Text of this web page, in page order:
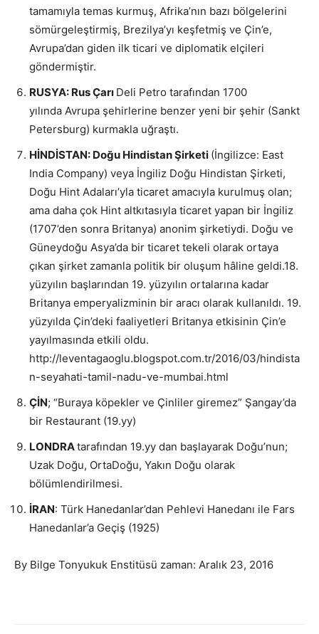
tamamıyla temas kurmuş, Afrika’nın bazı bölgelerini
sömürgeleştirmiş, Brezilya’yı keşfetmiş ve Çin’e,
Avrupa’dan giden ilk ticari ve diplomatik elçileri
göndermiştir.
RUSYA: Rus Çarı Deli Petro tarafından 1700
yılında Avrupa şehirlerine benzer yeni bir şehir (Sankt
Petersburg) kurmakla uğraştı.
HİNDİSTAN: Doğu Hindistan Şirketi (İngilizce: East
India Company) veya İngiliz Doğu Hindistan Şirketi,
Doğu Hint Adaları’yla ticaret amacıyla kurulmuş olan;
ama daha çok Hint altkıtasıyla ticaret yapan bir İngiliz
(1707’den sonra Britanya) anonim şirketiydi. Doğu ve
Güneydoğu Asya’da bir ticaret tekeli olarak ortaya
çıkan şirket zamanla politik bir oluşum hâline geldi.18.
yüzyılın başlarından 19. yüzyılın ortalarına kadar
Britanya emperyalizminin bir aracı olarak kullanıldı. 19.
yüzyılda Çin’deki faaliyetleri Britanya etkisinin Çin’e
yayılmasında etkili oldu.
http://leventagaoglu.blogspot.com.tr/2016/03/hindista
n-seyahati-tamil-nadu-ve-mumbai.html
ÇİN; “Buraya köpekler ve Çinliler giremez” Şangay’da
bir Restaurant (19.yy)
LONDRAtarafından 19.yy dan başlayarak Doğu’nun;
Uzak Doğu, OrtaDoğu, Yakın Doğu olarak
bölümlendirilmesi.
İRAN: Türk Hanedanlar’dan Pehlevi Hanedanı ile Fars
Hanedanlar’a Geçiş (1925)
By Bilge Tonyukuk Enstitüsü zaman: Aralık 23, 2016